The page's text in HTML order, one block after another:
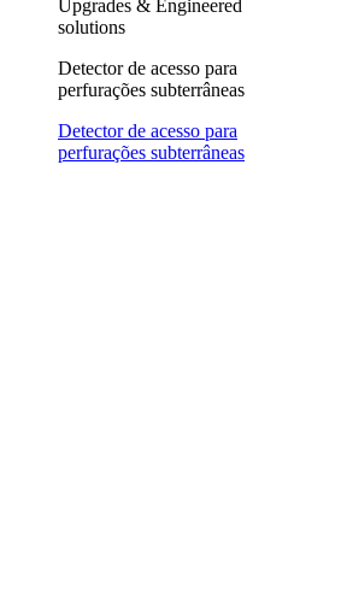
Upgrades & Engineered
solutions
Detector de acesso para
perfurações subterrâneas
Detector de acesso para
perfurações subterrâneas